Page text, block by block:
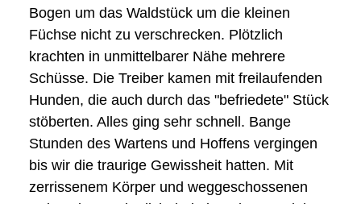
Bogen um das Waldstück um die kleinen
Füchse nicht zu verschrecken. Plötzlich
krachten in unmittelbarer Nähe mehrere
Schüsse. Die Treiber kamen mit freilaufenden
Hunden, die auch durch das "befriedete" Stück
stöberten. Alles ging sehr schnell. Bange
Stunden des Wartens und Hoffens vergingen
bis wir die traurige Gewissheit hatten. Mit
zerrissenem Körper und weggeschossenen